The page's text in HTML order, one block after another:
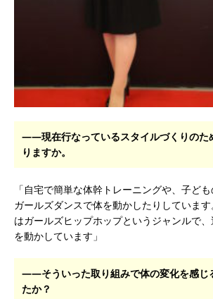
――現在行なっているスタイルづくりのた
りますか。
「自宅で簡単な体幹トレーニングや、子ど
ガールズダンスで体を動かしたりしていま
はガールズヒップホップというジャンルで
を動かしています」
――そういった取り組みで体の変化を感じ
たか？